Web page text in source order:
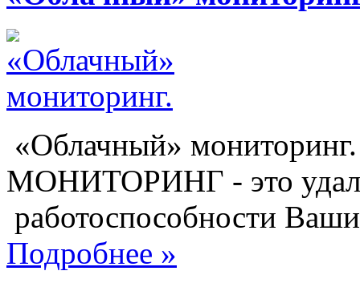
«Облачный»
МОНИТОРИНГ - это
работоспособности
Подробнее »